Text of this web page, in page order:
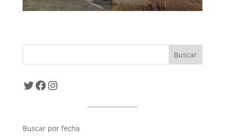
Twitter
Facebook
Instagram
Buscar por fecha